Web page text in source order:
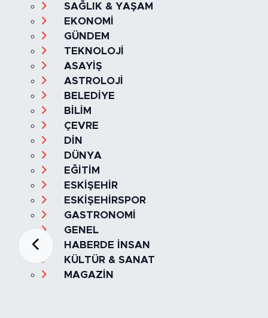
SAĞLIK & YAŞAM
EKONOMİ
GÜNDEM
TEKNOLOJİ
ASAYİŞ
ASTROLOJİ
BELEDİYE
BİLİM
ÇEVRE
DİN
DÜNYA
EĞİTİM
ESKİŞEHİR
ESKİŞEHİRSPOR
GASTRONOMİ
GENEL
HABERDE İNSAN
KÜLTÜR & SANAT
MAGAZİN